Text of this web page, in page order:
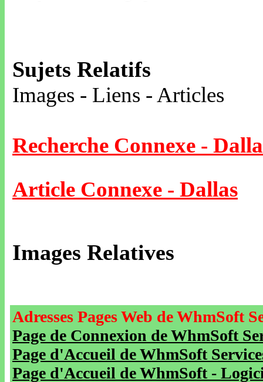
Sujets Relatifs
Images - Liens - Articles
Recherche Connexe -
Article Connexe - Dallas
Images Relatives
Adresses Pages Web de WhmSoft
Page de Connexion de WhmSoft
Page d'Accueil de WhmSoft
Page d'Accueil de WhmSoft -